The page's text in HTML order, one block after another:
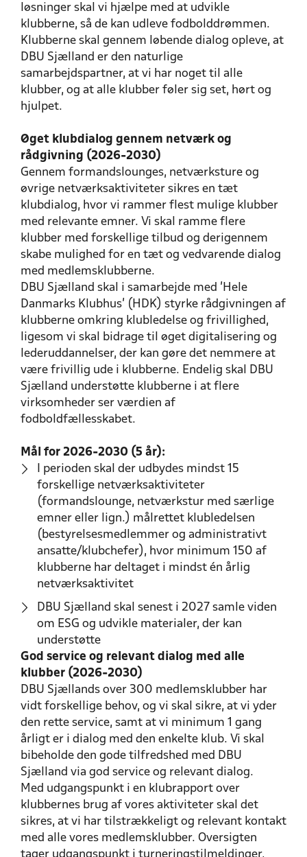
løsninger skal vi hjælpe med at udvikle
klubberne, så de kan udleve fodbolddrømmen.
Klubberne skal gennem løbende dialog opleve, at
DBU Sjælland er den naturlige
samarbejdspartner, at vi har noget til alle
klubber, og at alle klubber føler sig set, hørt og
hjulpet.
Øget klubdialog gennem netværk og
rådgivning (2026-2030)
Gennem formandslounges, netværksture og
øvrige netværksaktiviteter sikres en tæt
klubdialog, hvor vi rammer flest mulige klubber
med relevante emner. Vi skal ramme flere
klubber med forskellige tilbud og derigennem
skabe mulighed for en tæt og vedvarende dialog
med medlemsklubberne.
DBU Sjælland skal i samarbejde med 'Hele
Danmarks Klubhus' (HDK) styrke rådgivningen af
klubberne omkring klubledelse og frivillighed,
ligesom vi skal bidrage til øget digitalisering og
lederuddannelser, der kan gøre det nemmere at
være frivillig ude i klubberne. Endelig skal DBU
Sjælland understøtte klubberne i at flere
virksomheder ser værdien af
fodboldfællesskabet.
Mål for 2026-2030 (5 år):
I perioden skal der udbydes mindst 15
forskellige netværksaktiviteter
(formandslounge, netværkstur med særlige
emner eller lign.) målrettet klubledelsen
(bestyrelsesmedlemmer og administrativt
ansatte/klubchefer), hvor minimum 150 af
klubberne har deltaget i mindst én årlig
netværksaktivitet
DBU Sjælland skal senest i 2027 samle viden
om ESG og udvikle materialer, der kan
understøtte
God service og relevant dialog med alle
klubber (2026-2030)
DBU Sjællands over 300 medlemsklubber har
vidt forskellige behov, og vi skal sikre, at vi yder
den rette service, samt at vi minimum 1 gang
årligt er i dialog med den enkelte klub. Vi skal
bibeholde den gode tilfredshed med DBU
Sjælland via god service og relevant dialog.
Med udgangspunkt i en klubrapport over
klubbernes brug af vores aktiviteter skal det
sikres, at vi har tilstrækkeligt og relevant kontakt
med alle vores medlemsklubber. Oversigten
tager udgangspunkt i turneringstilmeldinger,